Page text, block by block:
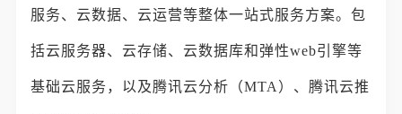
服务、云数据、云运营等整体一站式服务方案。包
括云服务器、云存储、云数据库和弹性web引擎等
基础云服务，以及腾讯云分析（MTA）、腾讯云推